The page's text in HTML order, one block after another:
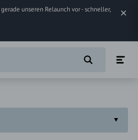
unseren Relaunch vor - schneller,